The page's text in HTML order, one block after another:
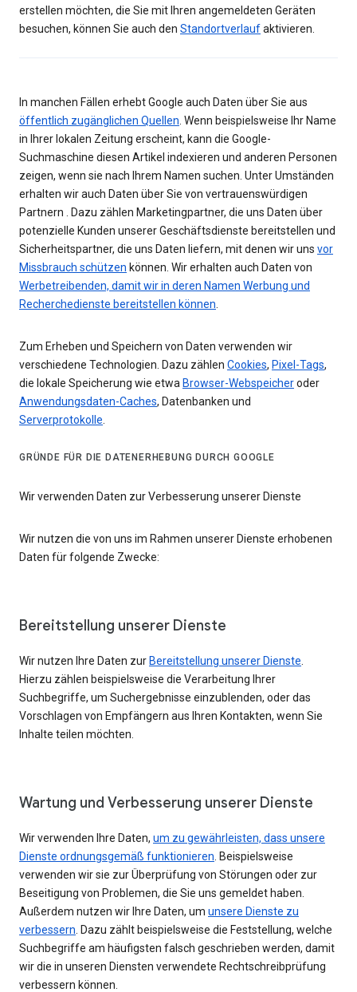
erstellen möchten, die Sie mit Ihren angemeldeten Geräten
besuchen, können Sie auch den Standortverlaufaktivieren.
In manchen Fällen erhebt Google auch Daten über Sie aus
öffentlich zugänglichen Quellen. Wenn beispielsweise Ihr Name
in Ihrer lokalen Zeitung erscheint, kann die Google-
Suchmaschine diesen Artikel indexieren und anderen Personen
zeigen, wenn sie nach Ihrem Namen suchen. Unter Umständen
erhalten wir auch Daten über Sie von vertrauenswürdigen
Partnern . Dazu zählen Marketingpartner, die uns Daten über
potenzielle Kunden unserer Geschäftsdienste bereitstellen und
Sicherheitspartner, die uns Daten liefern, mit denen wir uns vor
Missbrauch schützen können. Wir erhalten auch Daten von
Werbetreibenden, damit wir in deren Namen Werbung und
Recherchedienste bereitstellen können.
Zum Erheben und Speichern von Daten verwenden wir
verschiedene Technologien. Dazu zählen Cookies, Pixel-Tags,
die lokale Speicherung wie etwa Browser-Webspeicheroder
Anwendungsdaten-Caches, Datenbanken und
Serverprotokolle.
GRÜNDE FÜR DIE DATENERHEBUNG DURCH GOOGLE
Wir verwenden Daten zur Verbesserung unserer Dienste
Wir nutzen die von uns im Rahmen unserer Dienste erhobenen
Daten für folgende Zwecke:
Bereitstellung unserer Dienste
Wir nutzen Ihre Daten zur Bereitstellung unserer Dienste
Hierzu zählen beispielsweise die Verarbeitung Ihrer
Suchbegriffe, um Suchergebnisse einzublenden, oder das
Vorschlagen von Empfängern aus Ihren Kontakten, wenn Sie
Inhalte teilen möchten.
Wartung und Verbesserung unserer Dienste
Wir verwenden Ihre Daten, um zu gewährleisten, dass unsere
Dienste ordnungsgemäß funktionieren . Beispielsweise
verwenden wir sie zur Überprüfung von Störungen oder zur
Beseitigung von Problemen, die Sie uns gemeldet haben.
Außerdem nutzen wir Ihre Daten, um unsere Dienste zu
verbessern . Dazu zählt beispielsweise die Feststellung, welche
Suchbegriffe am häufigsten falsch geschrieben werden, damit
wir die in unseren Diensten verwendete Rechtschreibprüfung
verbessern können.